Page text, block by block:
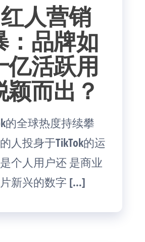
红人营销
：品牌如
亿活跃用
颖而出？
的全球热度持续攀
人投身于TikTok的运
个人用户还 是商业
新兴的数字 […]